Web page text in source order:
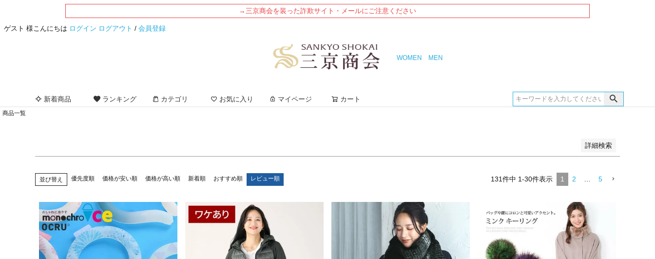
→三京商会を装った詐欺サイト・メールにご注意ください
ゲスト 様こんにちは ログイン ログアウト / 会員登録
WOMEN MEN
新着商品 ランキング カテゴリ お気に入り マイページ カート
商品一覧
詳細検索
サイズ
指定なし
S(7号) M(9号) L(11号)
並び替え 優先度順 価格が安い順 価格が高い順 新着順 おすすめ順 レビュー順 131件中 1-30件表示 1 2 … 5